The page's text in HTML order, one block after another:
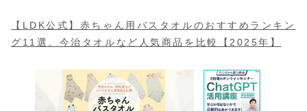
【LDK公式】赤ちゃん用バスタオルのおすすめランキン
グ11選。今治タオルなど人気商品を比較【2025年】